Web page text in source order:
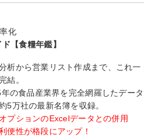
化
【食糧年鑑】
析から営業リスト作成まで、これ一
結。
の食品産業界を完全網羅したデータ
5万社の最新名簿を収録。
プションのExcelデータとの併用
便性が格段にアップ！